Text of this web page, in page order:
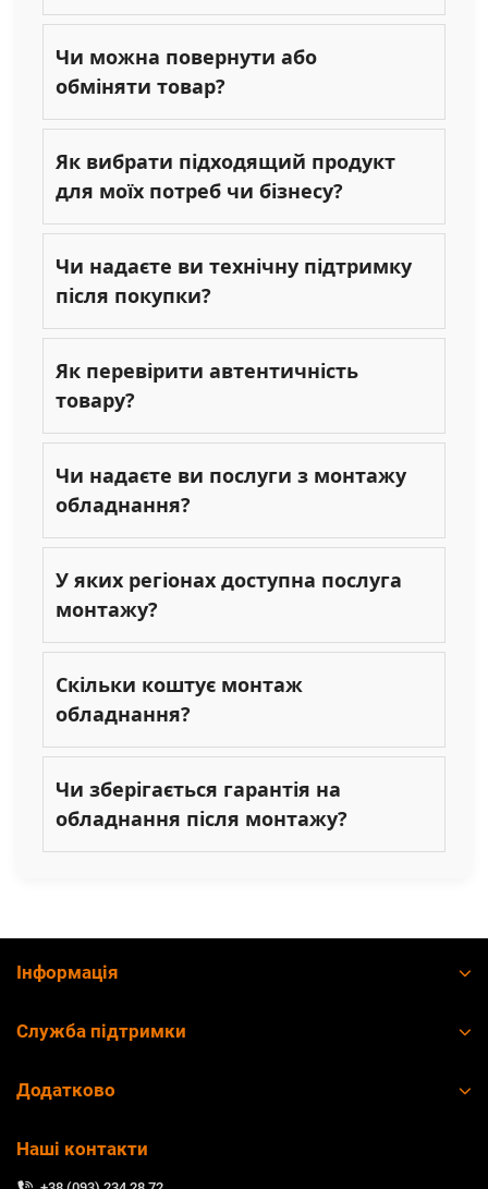
Чи можна повернути або
обміняти товар?
Як вибрати підходящий продукт
для моїх потреб чи бізнесу?
Чи надаєте ви технічну підтримку
після покупки?
Як перевірити автентичність
товару?
Чи надаєте ви послуги з монтажу
обладнання?
У яких регіонах доступна послуга
монтажу?
Скільки коштує монтаж
обладнання?
Чи зберігається гарантія на
обладнання після монтажу?
Інформація
Служба підтримки
Додатково
Наші контакти